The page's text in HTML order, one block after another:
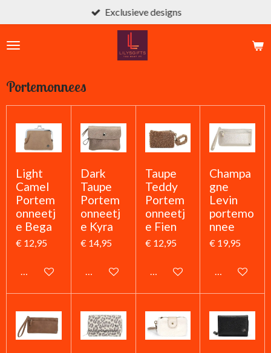
direct
naar
Exclusieve designs
Portemonnees
Light
Camel
Portem
onneetj
e Bega
€ 12,95
In winkelwagen
Dark
Taupe
Portem
onneetj
e Kyra
€ 14,95
In winkelwagen
Taupe
Teddy
Portem
onneetj
e Fien
€ 12,95
In winkelwagen
Champa
gne
Levin
portemo
nnee
€ 19,95
In